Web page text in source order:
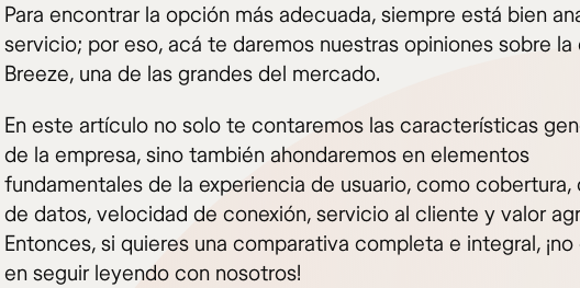
Para encontrar la opción más adecuada, siempre está bien
servicio; por eso, acá te daremos nuestras opiniones sobre la
Breeze, una de las grandes del mercado.
En este artículo no solo te contaremos las características
de la empresa, sino también ahondaremos en elementos
fundamentales de la experiencia de usuario, como cobertura,
de datos, velocidad de conexión, servicio al cliente y valor
Entonces, si quieres una comparativa completa e integral, ¡no
en seguir leyendo con nosotros!